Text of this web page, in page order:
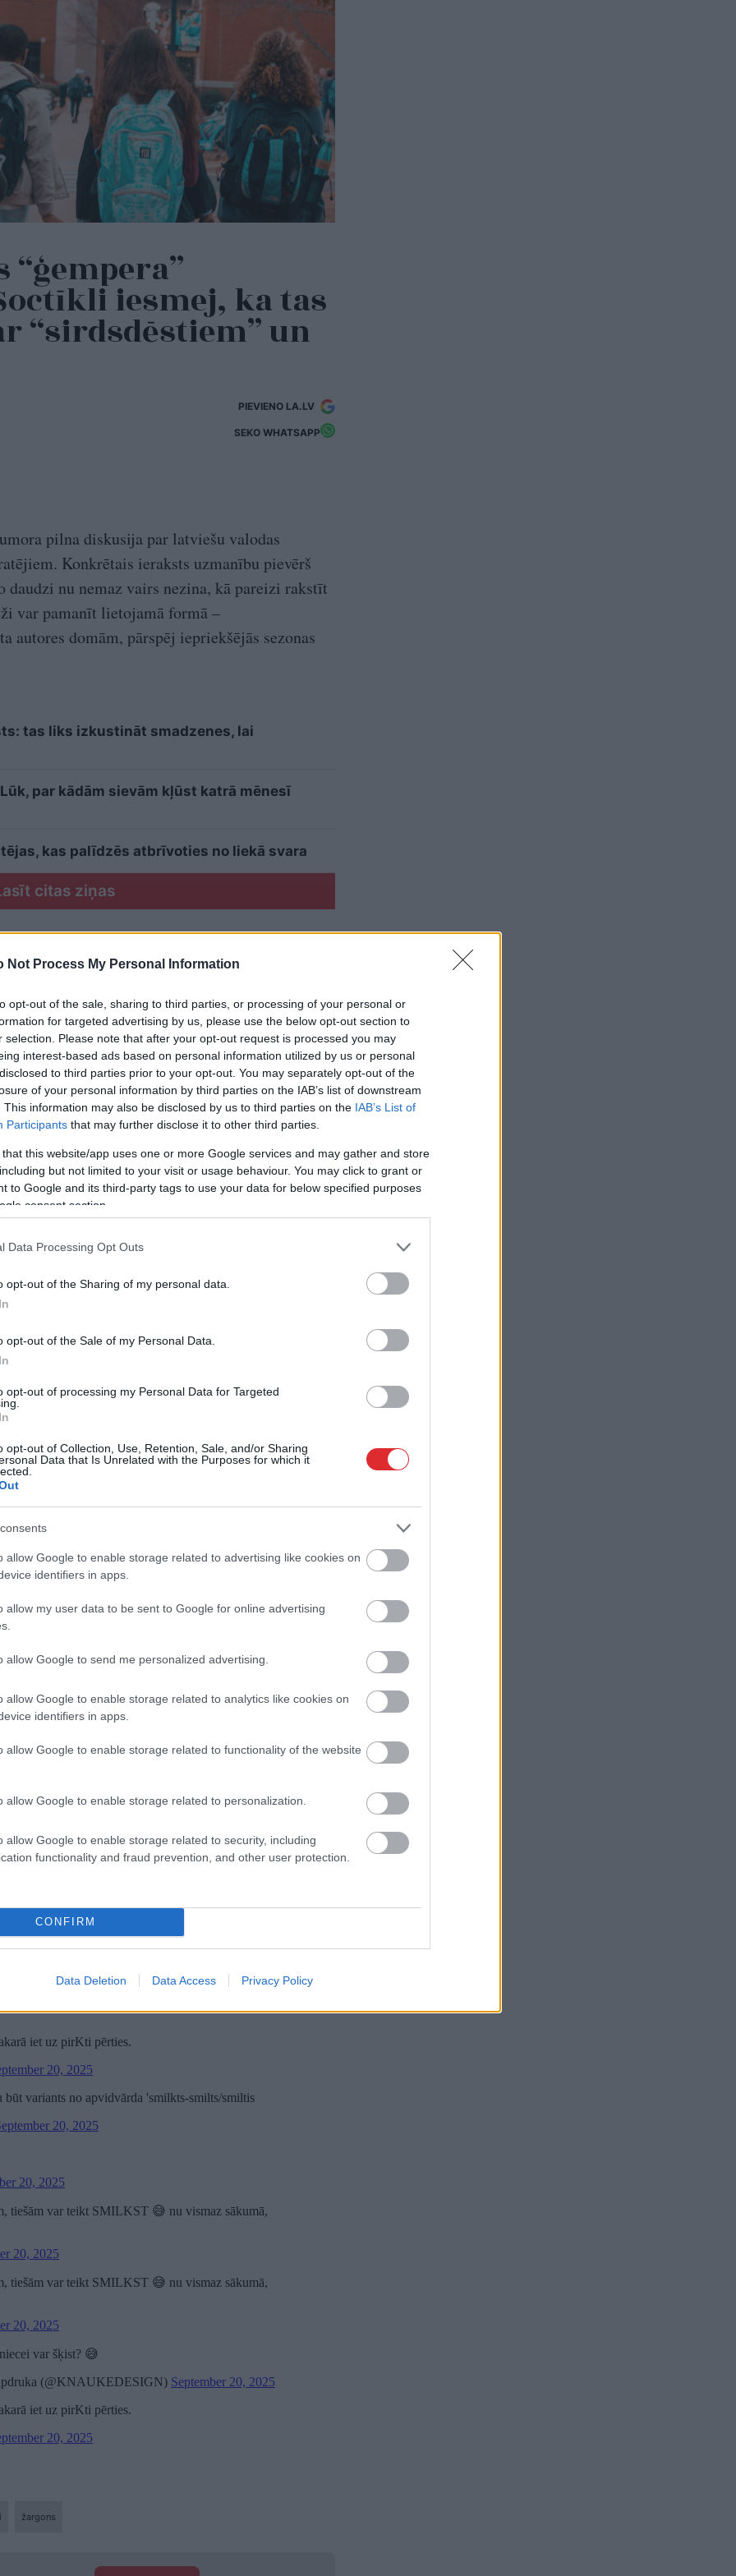
Not Process My Personal Information
opt-out of the sale, sharing to third parties, or processing of your personal or
for targeted advertising by us, please use the below opt-out section to
selection. Please note that after your opt-out request is processed you may
interest-based ads based on personal information utilized by us or personal
to third parties prior to your opt-out. You may separately opt-out of the
of your personal information by third parties on the IAB’s list of downstream
This information may also be disclosed by us to third parties on the IAB’s List of
Participants that may further disclose it to other third parties.
that this website/app uses one or more Google services and may gather and store
but not limited to your visit or usage behaviour. You may click to grant or
to Google and its third-party tags to use your data for below specified purposes
consent section.
Data Processing Opt Outs
opt-out of the Sharing of my personal data.
opt-out of the Sale of my Personal Data.
opt-out of processing my Personal Data for Targeted
opt-out of Collection, Use, Retention, Sale, and/or Sharing
Data that Is Unrelated with the Purposes for which it
allow Google to enable storage related to advertising like cookies on
identifiers in apps.
allow my user data to be sent to Google for online advertising
allow Google to send me personalized advertising.
allow Google to enable storage related to analytics like cookies on
identifiers in apps.
allow Google to enable storage related to functionality of the website
allow Google to enable storage related to personalization.
allow Google to enable storage related to security, including
functionality and fraud prevention, and other user protection.
CONFIRM
Data Deletion Data Access Privacy Policy
iesmej, ka tas
“sirdsdēstiem” un
PIEVIENO LA.LV
SEKO WHATSAPP
pilna diskusija par latviešu valodas
Konkrētais ieraksts uzmanību pievērš
nu nemaz vairs nezina, kā pareizi rakstīt
var pamanīt lietojamā formā –
autores domām, pārspēj iepriekšējās sezonas
tas liks izkustināt smadzenes, lai
par kādām sievām kļūst katrā mēnesī
kas palīdzēs atbrīvoties no liekā svara
citas ziņas
kur lietotāji piedāvā dažādus valodā
“sirdsDĒSti” vai “BrēKliņas”, kas
nosauc
– tā var
ietekmēt tavu
puspiekabē atrod
vairāku miljonu vērtībā
iet uz pirKti pērties.
20, 2025
variants no apvidvārda 'smilkts-smilts/smiltis
20, 2025
20, 2025
tiešām var teikt SMILKST 😅 nu vismaz sākumā,
20, 2025
tiešām var teikt SMILKST 😅 nu vismaz sākumā,
20, 2025
var šķist? 😅
(@KNAUKEDESIGN) September 20, 2025
iet uz pirKti pērties.
20, 2025
žargons